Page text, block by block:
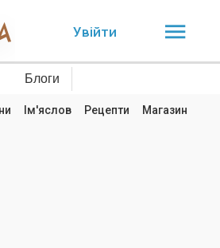
Увійти
Блоги
Ім'яслов Рецепти Магазин